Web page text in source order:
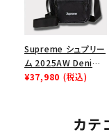
Supreme シュプリー
ム 2025AW Denim
Shoulder Bag デニ
¥37,980 (税込)
カテ